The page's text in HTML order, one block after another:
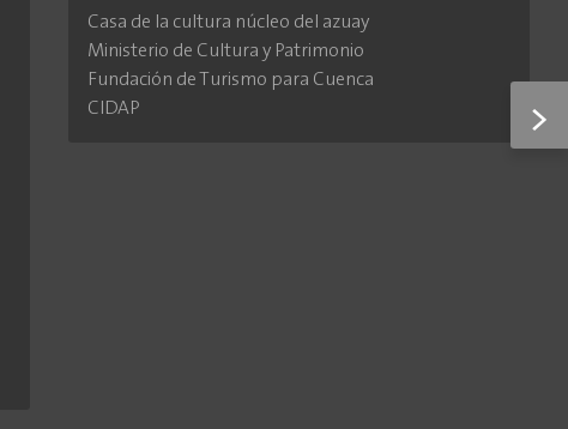
>
Casa de la cultura núcleo del azuay
Ministerio de Cultura y Patrimonio
Fundación de Turismo para Cuenca
CIDAP